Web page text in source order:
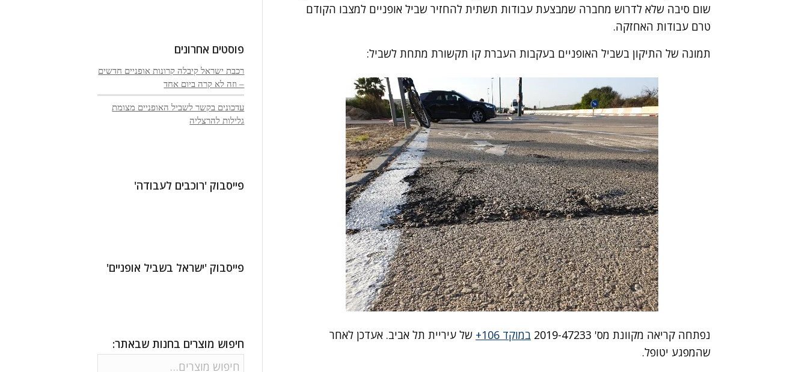
שום סיבה שלא לדרוש מחברה שמבצעת עבודות תשתית להחזיר שביל אופניים למצבו הקודם
טרם עבודות האחזקה.
תמונה של התיקון בשביל האופניים בעקבות העברת קו תקשורת מתחת לשביל:
נפתחה קריאה מקוונת מס' 2019-47233 במוקד 106+
של עיריית תל אביב. אעדכן לאחר
שהמפגע יטופל.
פוסטים אחרונים
רכבת ישראל קיבלה קרונות אופניים חדשים
– וזה לא קרה ביום אחד
עדכונים בקשר לשביל האופניים מצומת
גלילות להרצליה
פייסבוק 'רוכבים לעבודה'
פייסבוק 'ישראל בשביל אופניים'
חיפוש מוצרים בחנות שבאתר: